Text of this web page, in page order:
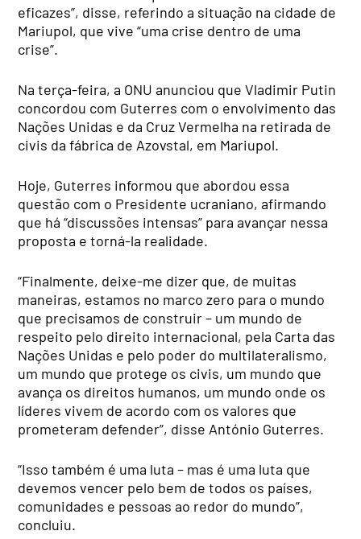
eficazes”, disse, referindo a situação na cidade de
Mariupol, que vive “uma crise dentro de uma
crise”.
Na terça-feira, a ONU anunciou que Vladimir Putin
concordou com Guterres com o envolvimento das
Nações Unidas e da Cruz Vermelha na retirada de
civis da fábrica de Azovstal, em Mariupol.
Hoje, Guterres informou que abordou essa
questão com o Presidente ucraniano, afirmando
que há “discussões intensas” para avançar nessa
proposta e torná-la realidade.
“Finalmente, deixe-me dizer que, de muitas
maneiras, estamos no marco zero para o mundo
que precisamos de construir – um mundo de
respeito pelo direito internacional, pela Carta das
Nações Unidas e pelo poder do multilateralismo,
um mundo que protege os civis, um mundo que
avança os direitos humanos, um mundo onde os
líderes vivem de acordo com os valores que
prometeram defender”, disse António Guterres.
“Isso também é uma luta – mas é uma luta que
devemos vencer pelo bem de todos os países,
comunidades e pessoas ao redor do mundo”,
concluiu.